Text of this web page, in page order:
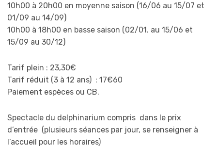
10h00 à 20h00 en moyenne saison (16/06 au 15/07 et
01/09 au 14/09)
10h00 à 18h00 en basse saison (02/01. au 15/06 et
15/09 au 30/12)
Tarif plein : 23,30€
Tarif réduit (3 à 12 ans) : 17€60
Paiement espèces ou CB.
Spectacle du delphinarium compris dans le prix
d’entrée (plusieurs séances par jour, se renseigner à
l’accueil pour les horaires)